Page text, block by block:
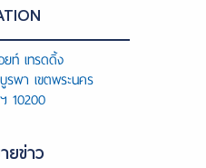
ท์ เทรดดิ้ง
รพา เขตพระนคร
10200
ยข่าว